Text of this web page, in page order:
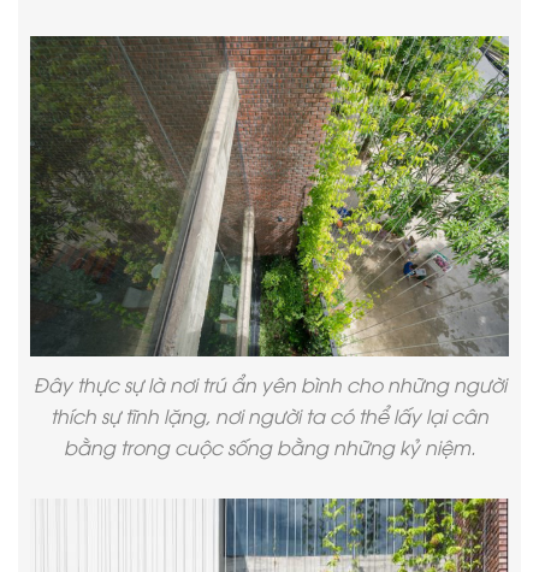
Đây thực sự là nơi trú ẩn yên bình cho những người
thích sự tĩnh lặng, nơi người ta có thể lấy lại cân
bằng trong cuộc sống bằng những kỷ niệm.